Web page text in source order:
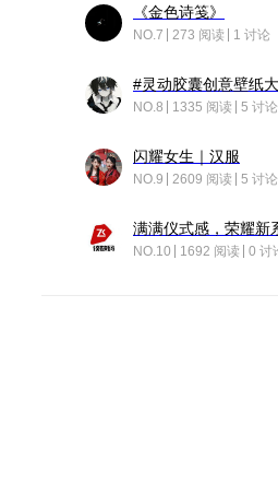
《金色诗笺》
NO.7 273 阅读 1 讨论
NO.8 1335 阅读 5 讨论
闪耀女生｜汉服
NO.9 2609 阅读 5 讨论
NO.10 1692 阅读 0 讨